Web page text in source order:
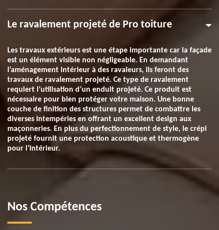
Le ravalement projeté de Pro toiture
Les travaux extérieurs est une étape importante car la façade
est un élément visible non négligeable. En demandant
l’aménagement intérieur à des ravaleurs, ils feront des
travaux de ravalement projeté. Ce type de ravalement
requiert l’utilisation d’un enduit projeté. Ce produit est
nécessaire pour bien protéger votre maison. Une bonne
couche de finition des structures permet de combattre les
diverses intempéries en offrant un excellent design aux
maçonneries. En plus du perfectionnement de style, le crépi
projeté fournit une protection acoustique et thermogène
pour l’intérieur.
Nos Compétences